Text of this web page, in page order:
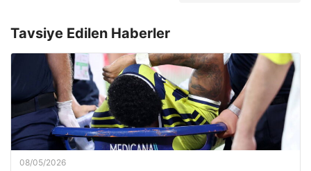
Tavsiye Edilen Haberler
08/05/2026